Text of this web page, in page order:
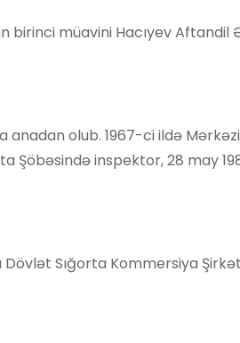
birinci müavini Hacıyev Aftandil
anadan olub. 1967-ci ildə
Şöbəsində inspektor, 28 may
Sığorta Kommersiya